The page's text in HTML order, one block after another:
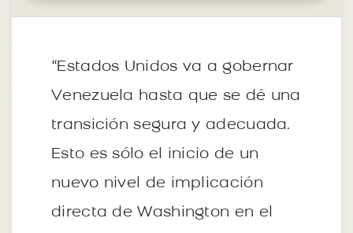
“Estados Unidos va a gobernar
Venezuela hasta que se dé una
transición segura y adecuada.
Esto es sólo el inicio de un
nuevo nivel de implicación
directa de Washington en el